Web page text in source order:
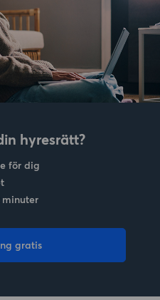
hyresrätt?
för dig
minuter
gratis